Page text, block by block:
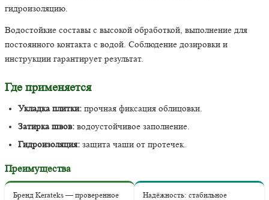
гидроизоляцию.
Водостойкие составы с высокой обработкой, выполнение для
постоянного контакта с водой. Соблюдение дозировки и
инструкции гарантирует результат.
Где применяется
Укладка плитки: прочная фиксация облицовки.
Затирка швов: водоустойчивое заполнение.
Гидроизоляция: защита чаши от протечек.
Преимущества
Бренд Kerateks — проверенное
Надёжность: стабильное